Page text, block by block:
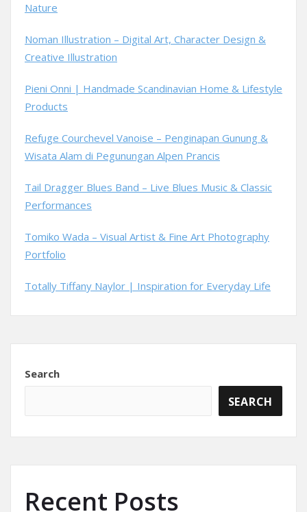
Nature
Noman Illustration – Digital Art, Character Design &
Creative Illustration
Pieni Onni | Handmade Scandinavian Home & Lifestyle
Products
Refuge Courchevel Vanoise – Penginapan Gunung &
Wisata Alam di Pegunungan Alpen Prancis
Tail Dragger Blues Band – Live Blues Music & Classic
Performances
Tomiko Wada – Visual Artist & Fine Art Photography
Portfolio
Totally Tiffany Naylor | Inspiration for Everyday Life
Search
SEARCH
Recent Posts